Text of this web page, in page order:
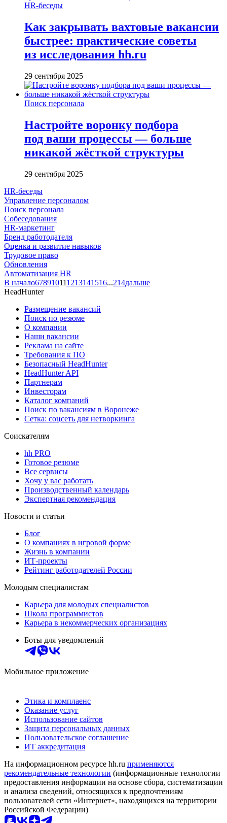
HR-беседы
Как закрывать вахтовые вакансии
быстрее: практические советы
из исследования hh.ru
29 сентября 2025
Поиск персонала
Настройте воронку подбора
под ваши процессы — больше
никакой жёсткой структуры
29 сентября 2025
HR-беседы
Управление персоналом
Поиск персонала
Собеседования
HR-маркетинг
Бренд работодателя
Оценка и развитие навыков
Трудовое право
Обновления
Автоматизация HR
В начало678910111213141516...214дальше
HeadHunter
Размещение вакансий
Поиск по резюме
О компании
Наши вакансии
Реклама на сайте
Требования к ПО
Безопасный HeadHunter
HeadHunter API
Партнерам
Инвесторам
Каталог компаний
Поиск по вакансиям в Воронеже
Сетка: соцсеть для нетворкинга
Соискателям
hh PRO
Готовое резюме
Все сервисы
Хочу у вас работать
Производственный календарь
Экспертная рекомендация
Новости и статьи
Блог
О компаниях в игровой форме
Жизнь в компании
ИТ-проекты
Рейтинг работодателей России
Молодым специалистам
Карьера для молодых специалистов
Школа программистов
Карьера в некоммерческих организациях
Боты для уведомлений
Мобильное приложение
Этика и комплаенс
Оказание услуг
Использование сайтов
Защита персональных данных
Пользовательское соглашение
ИТ аккредитация
На информационном ресурсе hh.ru применяются
рекомендательные технологии (информационные технологии
предоставления информации на основе сбора, систематизации
и анализа сведений, относящихся к предпочтениям
пользователей сети «Интернет», находящихся на территории
Российской Федерации)